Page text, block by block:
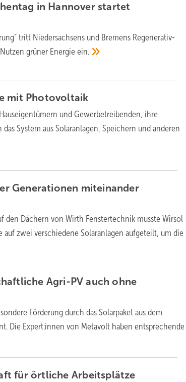
in Hannover startet
tritt Niedersachsens und Bremens Regenerativ-
grüner Energieein.
mit Photovoltaik
und Gewerbetreibenden, ihre
System aus Solaranlagen, Speichern und anderen
Generationen miteinander
den Dächern von Wirth Fenstertechnik musste Wirsol
zwei verschiedene Solaranlagen aufgeteilt, um die
Agri-PV auch ohne
Förderung durch das Solarpaket aus dem
Die Expert:innen von Metavolt haben entsprechende
für örtliche Arbeitsplätze